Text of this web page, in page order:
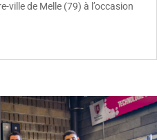
ville de Melle (79) à l’occasion